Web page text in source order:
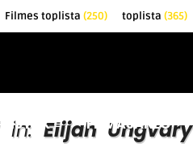
Filmes toplista (250) toplista (365)
FILMAJÁNLÓ
in: Elijah Ungvary